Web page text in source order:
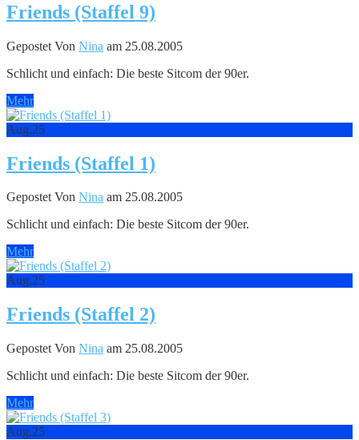
Friends (Staffel 9)
Gepostet Von Nina am 25.08.2005
Schlicht und einfach: Die beste Sitcom der 90er.
Mehr
Aug.25
Friends (Staffel 1)
Gepostet Von Nina am 25.08.2005
Schlicht und einfach: Die beste Sitcom der 90er.
Mehr
Aug.25
Friends (Staffel 2)
Gepostet Von Nina am 25.08.2005
Schlicht und einfach: Die beste Sitcom der 90er.
Mehr
Aug.25